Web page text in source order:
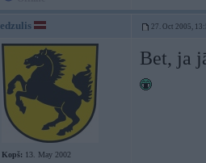
edzulis 27. Oct 2005,
Kopš: 13. May 2002
Bet, ja